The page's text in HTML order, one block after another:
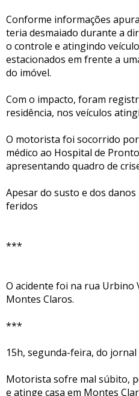
Conforme informações
teria desmaiado durante a
o controle e atingindo
estacionados em frente a
do imóvel.
Com o impacto, foram
residência, nos veículos
O motorista foi socorrido
médico ao Hospital de
apresentando quadro de
Apesar do susto e dos
feridos
***
O acidente foi na rua Urbino
Montes Claros.
***
15h, segunda-feira, do jornal
Motorista sofre mal súbito,
e atinge casa em Montes